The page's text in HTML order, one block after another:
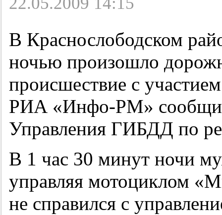
В Краснослободском
ночью произошло
происшествие с
РИА «Инфо-РМ»
Управления ГИБДД по
В 1 час 30 минут ночи
управляя мотоциклом
не справился с